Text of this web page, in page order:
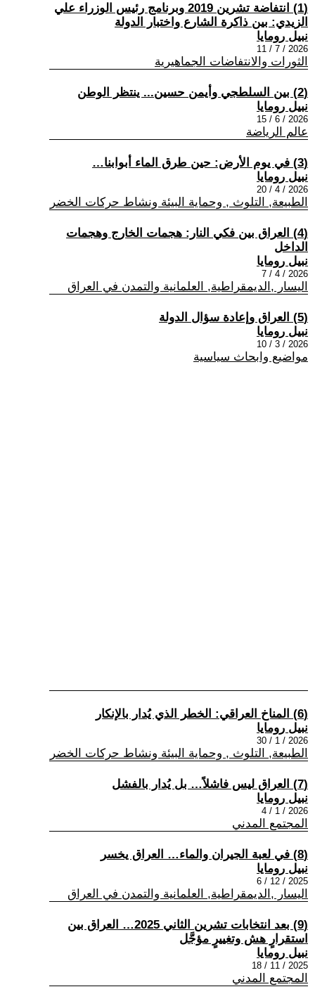
(1) انتفاضة تشرين 2019 وبرنامج رئيس الوزراء علي
الزيدي: بين ذاكرة الشارع واختبار الدولة
نبيل رومايا
2026 / 7 / 11
الثورات والانتفاضات الجماهيرية
(2) بين السلطجي وأيمن حسين... ينتظر الوطن
نبيل رومايا
2026 / 6 / 15
عالم الرياضة
(3) في يوم الأرض: حين طرق الماء أبوابنا…
نبيل رومايا
2026 / 4 / 20
الطبيعة, التلوث , وحماية البيئة ونشاط حركات الخضر
(4) العراق بين فكي النار: هجمات الخارج وهجمات
الداخل
نبيل رومايا
2026 / 4 / 7
اليسار ,الديمقراطية, العلمانية والتمدن في العراق
(5) العراق وإعادة سؤال الدولة
نبيل رومايا
2026 / 3 / 10
مواضيع وابحاث سياسية
(6) المناخ العراقي: الخطر الذي يُدار بالإنكار
نبيل رومايا
2026 / 1 / 30
الطبيعة, التلوث , وحماية البيئة ونشاط حركات الخضر
(7) العراق ليس فاشلاً… بل يُدار بالفشل
نبيل رومايا
2026 / 1 / 4
المجتمع المدني
(8) في لعبة الجيران والماء… العراق يخسر
نبيل رومايا
2025 / 12 / 6
اليسار ,الديمقراطية, العلمانية والتمدن في العراق
(9) بعد انتخابات تشرين الثاني 2025… العراق بين
استقرارٍ هش وتغييرٍ مؤجَّل
نبيل رومايا
2025 / 11 / 18
المجتمع المدني